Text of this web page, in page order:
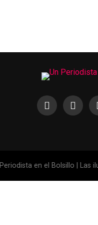
en el Bolsillo | Las